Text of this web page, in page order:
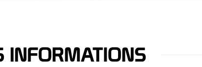
INFORMATIONS